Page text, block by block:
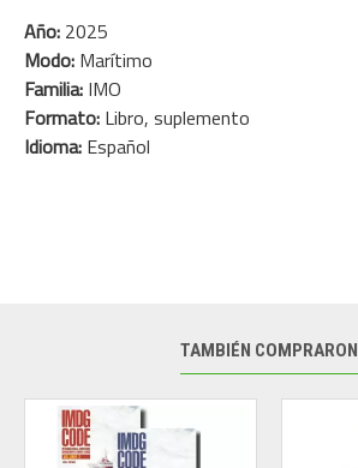
Año: 2025
Modo: Marítimo
Familia: IMO
Formato: Libro, suplemento
Idioma: Español
TAMBIÉN COMPRARON